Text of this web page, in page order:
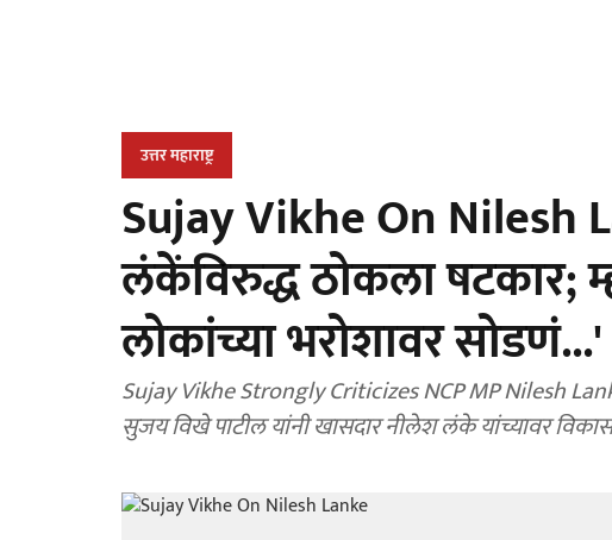
उत्तर महाराष्ट्र
Sujay Vikhe On Nilesh
लंकेंविरुद्ध ठोकला षटकार;
लोकांच्या भरोशावर सोडणं...'
Sujay Vikhe Strongly Criticizes NCP MP Nilesh
सुजय विखे पाटील यांनी खासदार नीलेश लंके यांच्यावर